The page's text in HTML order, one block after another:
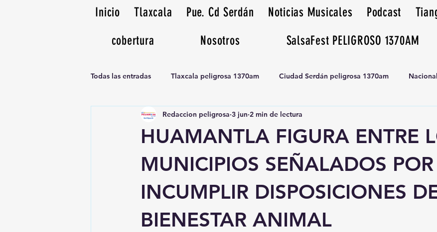
Inicio Tlaxcala Pue. Cd Serdán Noticias Musicales Podcast
cobertura
Nosotros SalsaFest PELIGROSO 1370AM
Todas las entradas Tlaxcala peligrosa 1370am Ciudad Serdán peligrosa 1370am
Noticias Musicales radio 1370am Tianguis peligrosa 1370am huamantla
HUAMANTLA FIGURA ENTRE
MUNICIPIOS SEÑALADOS POR
INCUMPLIR DISPOSICIONES
BIENESTAR ANIMAL
Redaccion peligrosa 3 jun 2 min de lectura